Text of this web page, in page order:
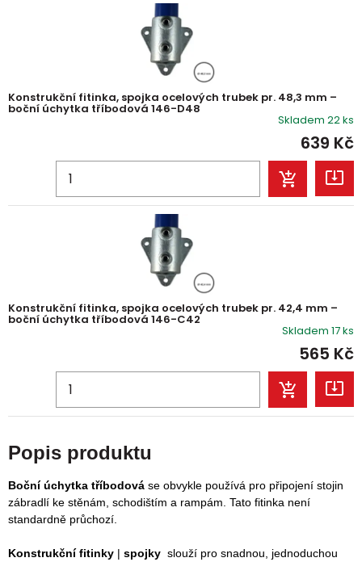
Konstrukční fitinka, spojka ocelových trubek pr. 48,3 mm –
boční úchytka tříbodová 146-D48
Skladem 22 ks
639 Kč
Konstrukční fitinka, spojka ocelových trubek pr. 42,4 mm –
boční úchytka tříbodová 146-C42
Skladem 17 ks
565 Kč
Popis produktu
Boční úchytka tříbodová se obvykle používá pro připojení stojin
zábradlí ke stěnám, schodištím a rampám. Tato fitinka není
standardně průchozí.
Konstrukční fitinky | spojky slouží pro snadnou, jednoduchou